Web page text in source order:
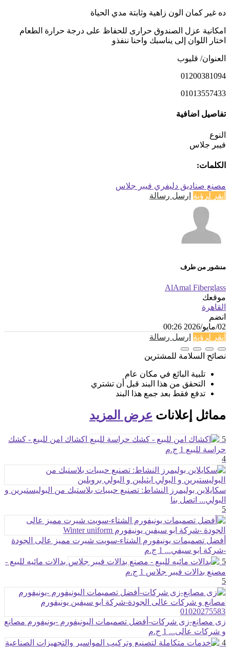
ده غير كمان الون زاهية وثابتة مدي الحياة
امكانية عزل الصندوق حرارى للحفاظ على درجة حرارة الطعام
اختار اللوان إلى يناسبك واحنا ننفذو
العنوان/ قليوب
01200381094
01013557433
تفاصيل اضافية
النوع
فيبر جلاس
الكلمات:
مصنع صناديق دليفري فيبر جلاس
انقر لرؤية ارسل رسالة
منشور من طرف
AlAmal Fiberglass
موقعك
القاهرة
انضم
02/مايو/2026 00:26
انقر لرؤية ارسل رسالة
نصائح السلامة للمشترين
تلبية البائع في مكان عام
التحقق من هذا البند قبل أن تشتري
تدفع فقط بعد جمع هذا البند
مماثل إعلانات عرض المزيد
5
اكشاك امن للبيع - كشك
حراسة للبيع 1 ج.م
4
سكايلاين بوليمرز النشاط: تصنيع حبيبات بلاستيك من البوليستيرين و
البولي... اتصل بنا
5
أفضل تصميمات يونيفورم الشتاء-سويت شيرت مميز عالى الجودة
-شركة ابو سيفي... 1 ج.م
5
بدالات مائيه للبيع -
مصنع بدالات فيبر جلاس 1 ج.م
5
زى مصانع-زى شركات-أفضل تصميمات اليونيفورم -يونيفورم مصانع
و شركات عالى... 1 ج.م
4